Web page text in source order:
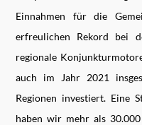
Einnahmen für die
erfreulichen Rekord bei
regionale
auch im Jahr 2021
Regionen investiert. Eine
haben wir mehr als